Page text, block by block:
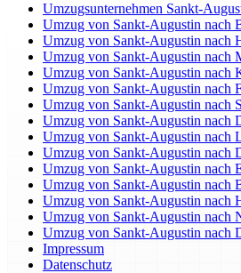
Umzugsunternehmen Sankt-
Umzug von Sankt-Augustin nach
Umzug von Sankt-Augustin nach
Umzug von Sankt-Augustin nach
Umzug von Sankt-Augustin nach
Umzug von Sankt-Augustin nach
Umzug von Sankt-Augustin nach
Umzug von Sankt-Augustin nach
Umzug von Sankt-Augustin nach
Umzug von Sankt-Augustin nach
Umzug von Sankt-Augustin nach
Umzug von Sankt-Augustin nach
Umzug von Sankt-Augustin nach
Umzug von Sankt-Augustin nach
Umzug von Sankt-Augustin nach
Impressum
Datenschutz